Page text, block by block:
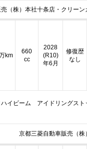
（株）本社十条店・クリーン
km
660
cc
2028
(R10)
年6月
修復歴
なし
ハイビーム アイドリングス
京都三菱自動車販売（株